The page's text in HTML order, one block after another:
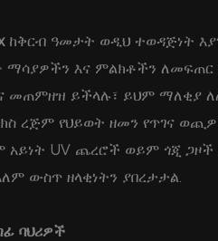
ከቅርብ ዓመታት ወዲህ ተወዳጅነት
ማሳያዎችን እና ምልክቶችን
መጠምዘዝ ይችላሉ፣ ይህም ማለቂያ
ረጅም የህይወት ዘመን የጥገና
አይነት UV ጨረሮች ወይም ጎጂ
ውስጥ ዘላቂነትን ያበረታታል.
ባህሪዎች